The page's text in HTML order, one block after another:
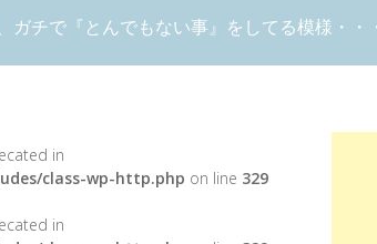
ガチで『とんでもない事』をしてる模様・・
in
class-wp-http.php on line 329
in